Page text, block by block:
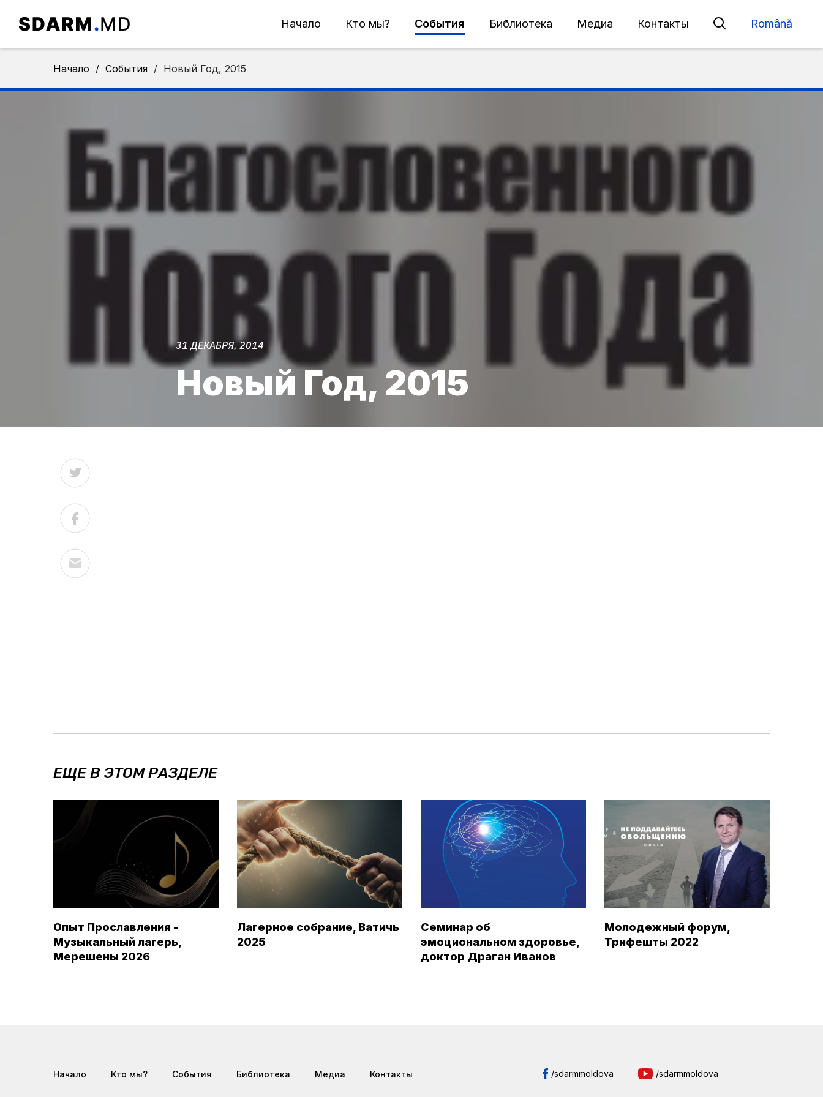
Начало Кто мы? События Библиотека Медиа Контакты Română
Начало / События / Новый Год, 2015
31 ДЕКАБРЯ, 2014
Новый Год, 2015
ЕЩЕ В ЭТОМ РАЗДЕЛЕ
Опыт Прославления -
Музыкальный лагерь,
Мерешены 2026
Лагерное собрание, Ватичь
2025
Семинар об
эмоциональном здоровье,
доктор Драган Иванов
Молодежный форум,
Трифешты 2022
Начало Кто мы? События Библиотека Медиа Контакты /sdarmmoldova /sdarmmoldova